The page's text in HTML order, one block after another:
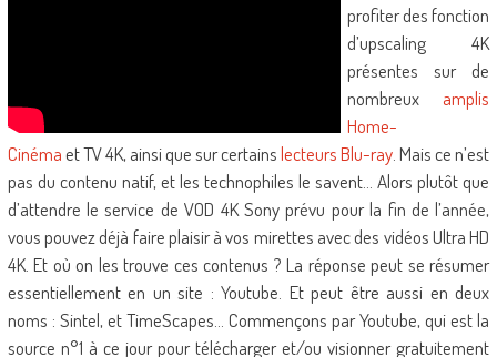
profiter des fonction
d’upscaling 4K
présentes sur de
nombreux amplis
Home-
Cinémaet TV 4K, ainsi que sur certainslecteurs Blu-ray . Mais ce n’est
pas du contenu natif, et les technophiles le savent… Alors plutôt que
d’attendre le service de VOD 4K Sony prévu pour la fin de l’année,
vous pouvez déjà faire plaisir à vos mirettes avec des vidéos Ultra HD
4K. Et où on les trouve ces contenus ? La réponse peut se résumer
essentiellement en un site : Youtube. Et peut être aussi en deux
noms : Sintel, et TimeScapes… Commençons par Youtube, qui est la
source n°1 à ce jour pour télécharger et/ou visionner gratuitement